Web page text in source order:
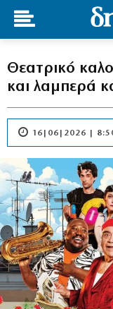
Θεατρικό
και λαμπερά
16|06|2026 |